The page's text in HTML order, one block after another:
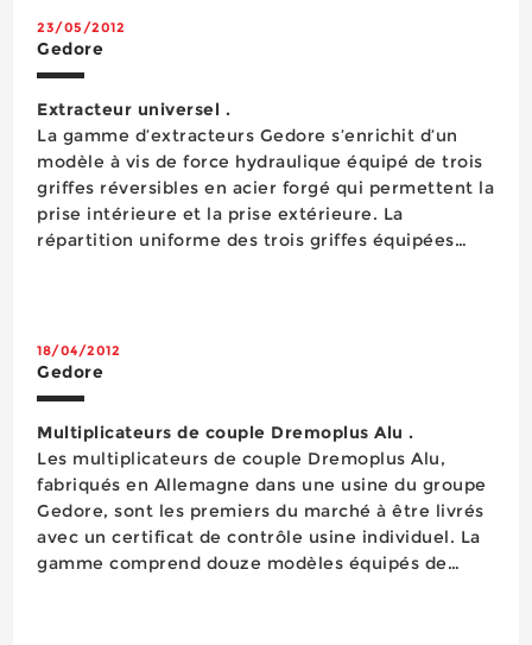
23/05/2012
Gedore
Extracteur universel .
La gamme d’extracteurs Gedore s’enrichit d’un
modèle à vis de force hydraulique équipé de trois
griffes réversibles en acier forgé qui permettent la
prise intérieure et la prise extérieure. La
répartition uniforme des trois griffes équipées
18/04/2012
Gedore
Multiplicateurs de couple Dremoplus Alu .
Les multiplicateurs de couple Dremoplus Alu,
fabriqués en Allemagne dans une usine du groupe
Gedore, sont les premiers du marché à être livrés
avec un certificat de contrôle usine individuel. La
gamme comprend douze modèles équipés de